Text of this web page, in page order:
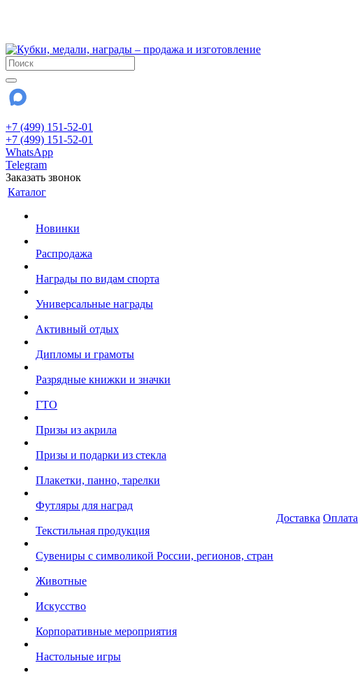
+7 (499) 151-52-01
+7 (499) 151-52-01
WhatsApp
Telegram
Заказать звонок
Каталог
Новинки
Распродажа
Награды по видам спорта
Универсальные награды
Активный отдых
Дипломы и грамоты
Разрядные книжки и значки
ГТО
Призы из акрила
Призы и подарки из стекла
Плакетки, панно, тарелки
Футляры для наград
Текстильная продукция
Сувениры с символикой России, регионов, стран
Животные
Искусство
Корпоративные мероприятия
Настольные игры
Доставка Оплата